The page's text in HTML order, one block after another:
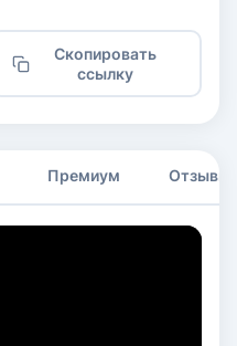
Скопировать
ссылку
Премиум Отзывы